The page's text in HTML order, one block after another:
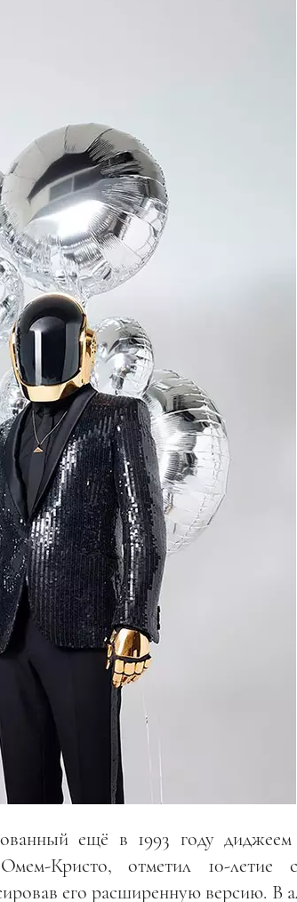
ещё в 1993 году
Кристо, отметил 10-летие
его расширенную версию. В